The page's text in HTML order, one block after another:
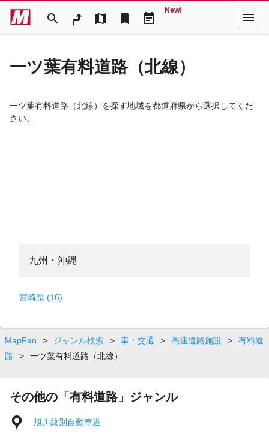
search map bookmark event_note
New! menu
一ツ葉有料道路（北線）
一ツ葉有料道路（北線）を探す地域を都道府県から選択してくだ
さい。
九州・沖縄
宮崎県 (16)
MapFan > ジャンル検索 > 車・交通 > 高速道路施設 >
有料道
路
> 一ツ葉有料道路（北線）
その他の「有料道路」ジャンル
旭川紋別自動車道